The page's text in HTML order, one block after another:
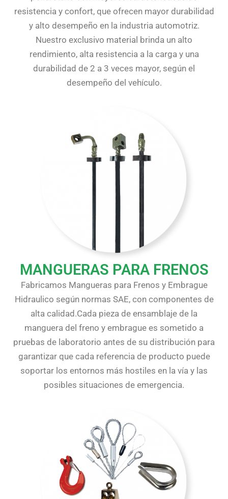
resistencia y confort, que ofrecen mayor durabilidad
y alto desempeño en la industria automotriz.
Nuestro exclusivo material brinda un alto
rendimiento, alta resistencia a la carga y una
durabilidad de 2 a 3 veces mayor, según el
desempeño del vehículo.
MANGUERAS PARA FRENOS
Fabricamos Mangueras para Frenos y Embrague
Hidraulico según normas SAE, con componentes de
alta calidad.Cada pieza de ensamblaje de la
manguera del freno y embrague es sometido a
pruebas de laboratorio antes de su distribución para
garantizar que cada referencia de producto puede
soportar los entornos más hostiles en la vía y las
posibles situaciones de emergencia.